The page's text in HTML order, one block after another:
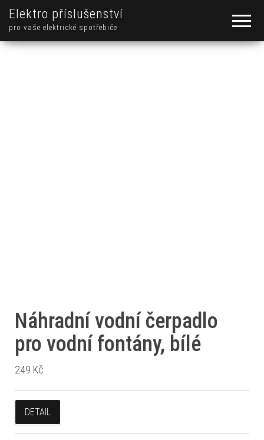
Elektro příslušenství
pro vaše elektrické spotřebiče
Náhradní vodní čerpadlo
pro vodní fontány, bílé
249 Kč
DETAIL